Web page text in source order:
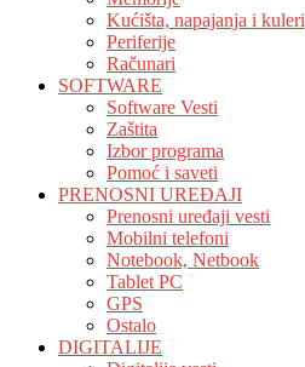
Kućišta, napajanja i kuleri
Periferije
Računari
SOFTWARE
Software Vesti
Zaštita
Izbor programa
Pomoć i saveti
PRENOSNI UREĐAJI
Prenosni uređaji vesti
Mobilni telefoni
Notebook, Netbook
Tablet PC
GPS
Ostalo
DIGITALIJE